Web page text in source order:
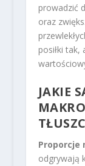
prowadzić
oraz
posiłki tak,
JAKIE
Proporcje
odgrywają